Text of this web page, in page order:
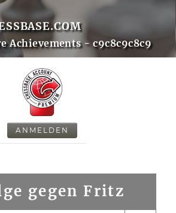
Achievements - c9c8c9c8c9
ANMELDEN
gegen Fritz